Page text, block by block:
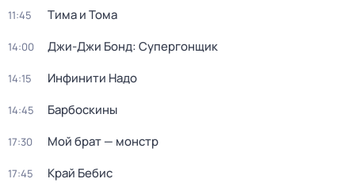
11:45 Тима и Тома
14:00 Джи-Джи Бонд: Супергонщик
14:15 Инфинити Надо
14:45 Барбоскины
17:30 Мой брат — монстр
17:45 Край Бебис